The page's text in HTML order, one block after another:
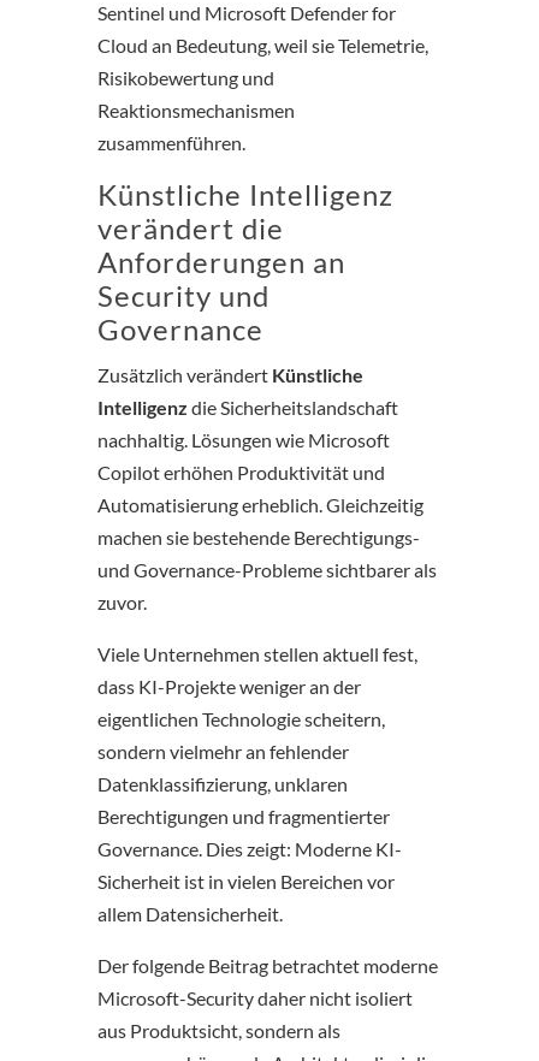
Sentinel und Microsoft Defender for
Cloud an Bedeutung, weil sie Telemetrie,
Risikobewertung und
Reaktionsmechanismen
zusammenführen.
Künstliche Intelligenz
verändert die
Anforderungen an
Security und
Governance
Zusätzlich verändert Künstliche
Intelligenz die Sicherheitslandschaft
nachhaltig. Lösungen wie Microsoft
Copilot erhöhen Produktivität und
Automatisierung erheblich. Gleichzeitig
machen sie bestehende Berechtigungs-
und Governance-Probleme sichtbarer als
zuvor.
Viele Unternehmen stellen aktuell fest,
dass KI-Projekte weniger an der
eigentlichen Technologie scheitern,
sondern vielmehr an fehlender
Datenklassifizierung, unklaren
Berechtigungen und fragmentierter
Governance. Dies zeigt: Moderne KI-
Sicherheit ist in vielen Bereichen vor
allem Datensicherheit.
Der folgende Beitrag betrachtet moderne
Microsoft-Security daher nicht isoliert
aus Produktsicht, sondern als